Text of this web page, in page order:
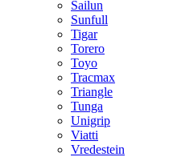
Sailun
Sunfull
Tigar
Torero
Toyo
Tracmax
Triangle
Tunga
Unigrip
Viatti
Vredestein